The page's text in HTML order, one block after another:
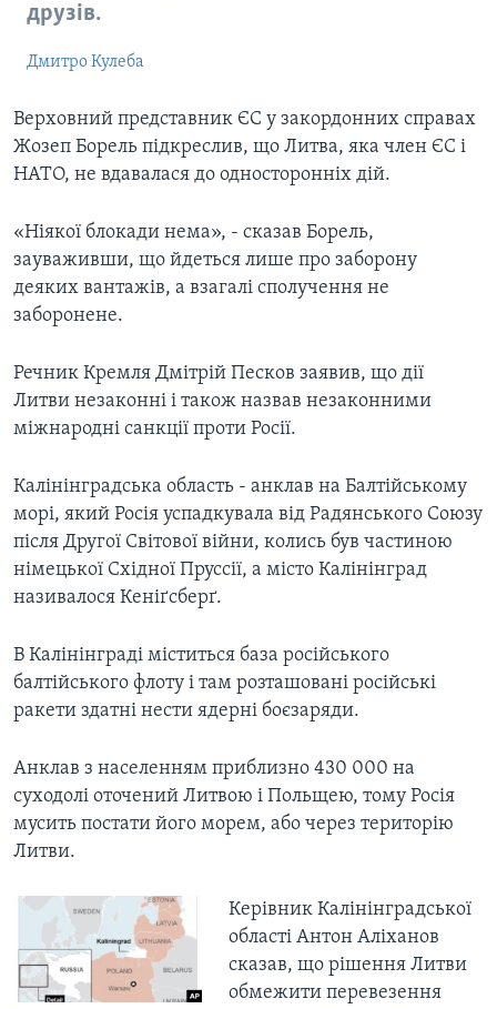
друзів.
Дмитро Кулеба
Верховний представник ЄС у закордонних справах
Жозеп Борель підкреслив, що Литва, яка член ЄС і
НАТО, не вдавалася до односторонніх дій.
«Ніякої блокади нема», - сказав Борель,
зауваживши, що йдеться лише про заборону
деяких вантажів, а взагалі сполучення не
заборонене.
Речник Кремля Дмітрій Песков заявив, що дії
Литви незаконні і також назвав незаконними
міжнародні санкції проти Росії.
Калінінградська область - анклав на Балтійському
морі, який Росія успадкувала від Радянського Союзу
після Другої Світової війни, колись був частиною
німецької Східної Пруссії, а місто Калінінград
називалося Кеніґсберґ.
В Калінінграді міститься база російського
балтійського флоту і там розташовані російські
ракети здатні нести ядерні боєзаряди.
Анклав з населенням приблизно 430 000 на
суходолі оточений Литвою і Польщею, тому Росія
мусить постати його морем, або через територію
Литви.
Керівник Калінінградської
області Антон Аліханов
сказав, що рішення Литви
обмежити перевезення